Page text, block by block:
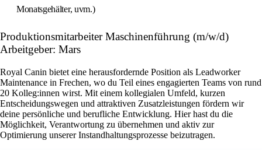
Monatsgehälter, uvm.)
Produktionsmitarbeiter Maschinenführung (m/w/d)
Arbeitgeber: Mars
Royal Canin bietet eine herausfordernde Position als Leadworker
Maintenance in Frechen, wo du Teil eines engagierten Teams von rund
20 Kolleg:innen wirst. Mit einem kollegialen Umfeld, kurzen
Entscheidungswegen und attraktiven Zusatzleistungen fördern wir
deine persönliche und berufliche Entwicklung. Hier hast du die
Möglichkeit, Verantwortung zu übernehmen und aktiv zur
Optimierung unserer Instandhaltungsprozesse beizutragen.